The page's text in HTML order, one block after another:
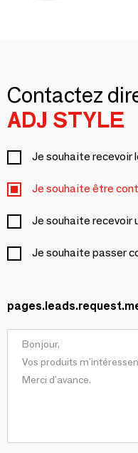
Contactez
ADJ STYLE
Je souhaite recevoir
Je souhaite être
Je souhaite recevoir
Je souhaite passer